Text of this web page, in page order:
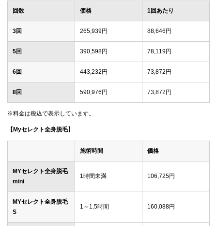
回数 価格 1回あたり
3回 265,939円 88,646円
5回 390,598円 78,119円
6回 443,232円 73,872円
8回 590,976円 73,872円
※料金は税込で表示しています。
【Myセレクト全身脱毛】
施術時間 価格
MYセレクト全身脱毛
mini
1時間未満 106,725円
MYセレクト全身脱毛
S
1～1.5時間 160,088円